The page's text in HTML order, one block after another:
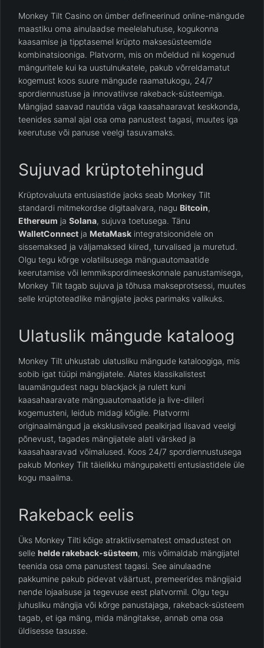
Monkey Tilt Casino on ümber defineerinud online-mängude
maastiku oma ainulaadse meelelahutuse, kogukonna
kaasamise ja tipptasemel krüpto maksesüsteemide
kombinatsiooniga. Platvorm, mis on mõeldud nii kogenud
mänguritele kui ka uustulnukatele, pakub võrreldamatut
kogemust koos suure mängude raamatukogu, 24/7
spordiennustuse ja innovatiivse rakeback-süsteemiga.
Mängijad saavad nautida väga kaasahaaravat keskkonda,
teenides samal ajal osa oma panustest tagasi, muutes iga
keerutuse või panuse veelgi tasuvamaks.
Sujuvad krüptotehingud
Krüptovaluuta entusiastide jaoks seab Monkey Tilt
standardi mitmekordse digitaalvara, nagu Bitcoin,
Ethereum ja Solana, sujuva toetusega. Tänu
WalletConnect ja MetaMask integratsioonidele on
sissemaksed ja väljamaksed kiired, turvalised ja muretud.
Olgu tegu kõrge volatiilsusega mänguautomaatide
keerutamise või lemmikspordimeeskonnale panustamisega,
Monkey Tilt tagab sujuva ja tõhusa makseprotsessi, muutes
selle krüptoteadlike mängijate jaoks parimaks valikuks.
Ulatuslik mängude kataloog
Monkey Tilt uhkustab ulatusliku mängude kataloogiga, mis
sobib igat tüüpi mängijatele. Alates klassikalistest
lauamängudest nagu blackjack ja rulett kuni
kaasahaaravate mänguautomaatide ja live-diileri
kogemusteni, leidub midagi kõigile. Platvormi
originaalmängud ja eksklusiivsed pealkirjad lisavad veelgi
põnevust, tagades mängijatele alati värsked ja
kaasahaaravad võimalused. Koos 24/7 spordiennustusega
pakub Monkey Tilt täielikku mängupaketti entusiastidele üle
kogu maailma.
Rakeback eelis
Üks Monkey Tilti kõige atraktiivsematest omadustest on
selle helde rakeback-süsteem, mis võimaldab mängijatel
teenida osa oma panustest tagasi. See ainulaadne
pakkumine pakub pidevat väärtust, premeerides mängijaid
nende lojaalsuse ja tegevuse eest platvormil. Olgu tegu
juhusliku mängija või kõrge panustajaga, rakeback-süsteem
tagab, et iga mäng, mida mängitakse, annab oma osa
üldisesse tasusse.